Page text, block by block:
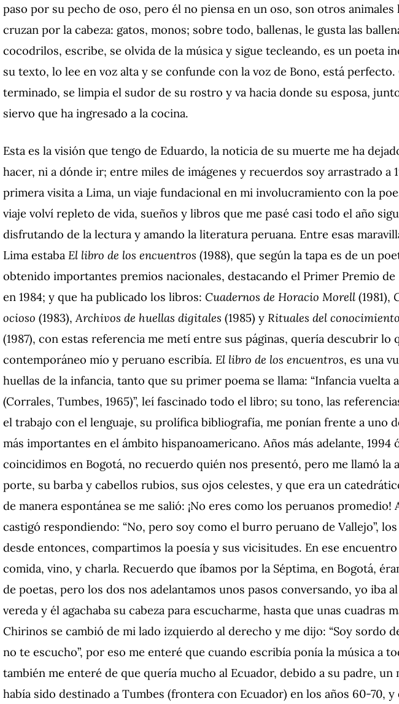
paso por su pecho de oso, pero él no piensa en un oso, son otros animales
cruzan por la cabeza: gatos, monos; sobre todo, ballenas, le gusta las
cocodrilos, escribe, se olvida de la música y sigue tecleando, es un poeta
su texto, lo lee en voz alta y se confunde con la voz de Bono, está perfecto.
terminado, se limpia el sudor de su rostro y va hacia donde su esposa,
siervo que ha ingresado a la cocina.
Esta es la visión que tengo de Eduardo, la noticia de su muerte me ha
hacer, ni a dónde ir; entre miles de imágenes y recuerdos soy arrastrado a
primera visita a Lima, un viaje fundacional en mi involucramiento con la
viaje volví repleto de vida, sueños y libros que me pasé casi todo el año
disfrutando de la lectura y amando la literatura peruana. Entre esas
Lima estaba El libro de los encuentros (1988), que según la tapa es de un
obtenido importantes premios nacionales, destacando el Primer Premio de
en 1984; y que ha publicado los libros: Cuadernos de Horacio Morell (1981),
ocioso (1983),Archivos de huellas digitales (1985) y Rituales del
(1987), con estas referencia me metí entre sus páginas, quería descubrir lo
contemporáneo mío y peruano escribía. El libro de los encuentros, es una
huellas de la infancia, tanto que su primer poema se llama: “Infancia vuelta
(Corrales, Tumbes, 1965)”, leí fascinado todo el libro; su tono, las
el trabajo con el lenguaje, su prolífica bibliografía, me ponían frente a uno
más importantes en el ámbito hispanoamericano. Años más adelante, 1994
coincidimos en Bogotá, no recuerdo quién nos presentó, pero me llamó la
porte, su barba y cabellos rubios, sus ojos celestes, y que era un
de manera espontánea se me salió: ¡No eres como los peruanos promedio!
castigó respondiendo: “No, pero soy como el burro peruano de Vallejo”,
desde entonces, compartimos la poesía y sus vicisitudes. En ese
comida, vino, y charla. Recuerdo que íbamos por la Séptima, en Bogotá,
de poetas, pero los dos nos adelantamos unos pasos conversando, yo iba
vereda y él agachaba su cabeza para escucharme, hasta que unas cuadras
Chirinos se cambió de mi lado izquierdo al derecho y me dijo: “Soy sordo
no te escucho”, por eso me enteré que cuando escribía ponía la música a
también me enteré de que quería mucho al Ecuador, debido a su padre, un
había sido destinado a Tumbes (frontera con Ecuador) en los años 60-70, y